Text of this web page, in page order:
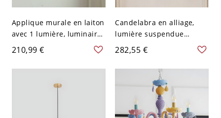
Applique murale en laiton
avec 1 lumière, luminaire
LED, direction d'ombre
ambiante, câblé, 110V-
120V, bougie
210,99 €
Candelabra en alliage,
lumière suspendue
réglable en hauteur,
110V-120V, 6, bougie
282,55 €